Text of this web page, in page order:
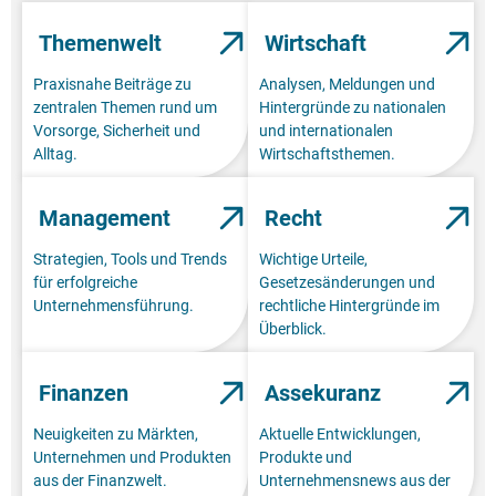
Themenwelt
Praxisnahe Beiträge zu
zentralen Themen rund um
Vorsorge, Sicherheit und
Alltag.
Wirtschaft
Analysen, Meldungen und
Hintergründe zu nationalen
und internationalen
Wirtschaftsthemen.
Management
Strategien, Tools und Trends
für erfolgreiche
Unternehmensführung.
Recht
Wichtige Urteile,
Gesetzesänderungen und
rechtliche Hintergründe im
Überblick.
Finanzen
Neuigkeiten zu Märkten,
Unternehmen und Produkten
aus der Finanzwelt.
Assekuranz
Aktuelle Entwicklungen,
Produkte und
Unternehmensnews aus der